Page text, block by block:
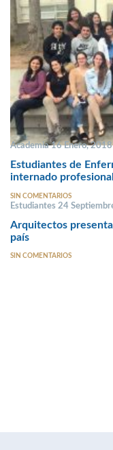
Academia 16 Enero, 2018
Estudiantes de
internado profesional
SIN COMENTARIOS
Estudiantes 24
Arquitectos
país
SIN COMENTARIOS